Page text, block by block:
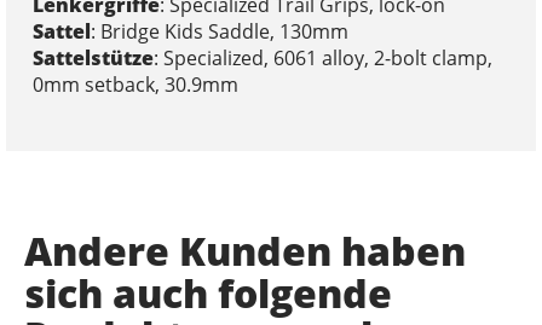
Sattel: Bridge Kids Saddle, 130mm
Sattelstütze: Specialized, 6061 alloy, 2-bolt clamp,
0mm setback, 30.9mm
Andere Kunden haben
sich auch folgende